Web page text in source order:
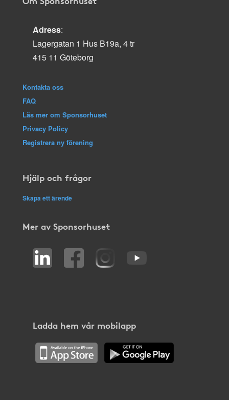
Adress:
Lagergatan 1 Hus B19a, 4 tr
415 11 Göteborg
Kontakta oss
FAQ
Läs mer om Sponsorhuset
Privacy Policy
Registrera ny förening
Hjälp och frågor
Skapa ett ärende
Mer av Sponsorhuset
Ladda hem vår mobilapp